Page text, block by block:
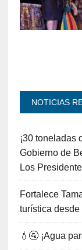
NOTICIAS
¡30 toneladas
Gobierno de
Los
Fortalece
turística desde
💧🚰 ¡Agua